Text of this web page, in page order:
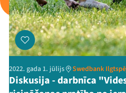
2022. gada 1. jūlijs Swedbank
Diskusija - darbnīca